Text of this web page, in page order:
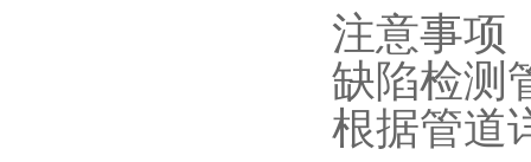
注意事项
缺陷检测
根据管道